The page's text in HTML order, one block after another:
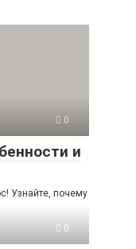
0
и
Узнайте, почему
0